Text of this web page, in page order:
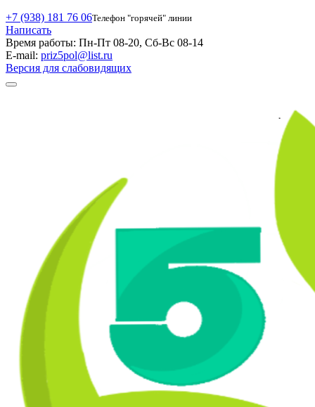
+7 (938) 181 76 06Телефон "горячей" линии
Написать
Время работы: Пн-Пт 08-20, Сб-Вс 08-14
E-mail: priz5pol@list.ru
Версия для слабовидящих